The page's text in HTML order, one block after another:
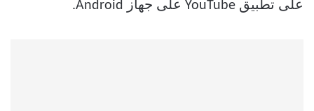
على تطبيق YouTube على جهاز Android.